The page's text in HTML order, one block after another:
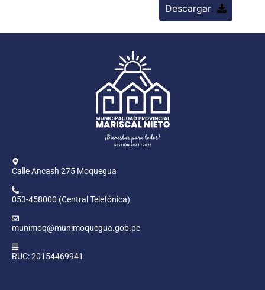
Descargar
Calle Ancash 275 Moquegua
053-458000 (Central Telefónica)
munimoq@munimoquegua.gob.pe
RUC: 20154469941